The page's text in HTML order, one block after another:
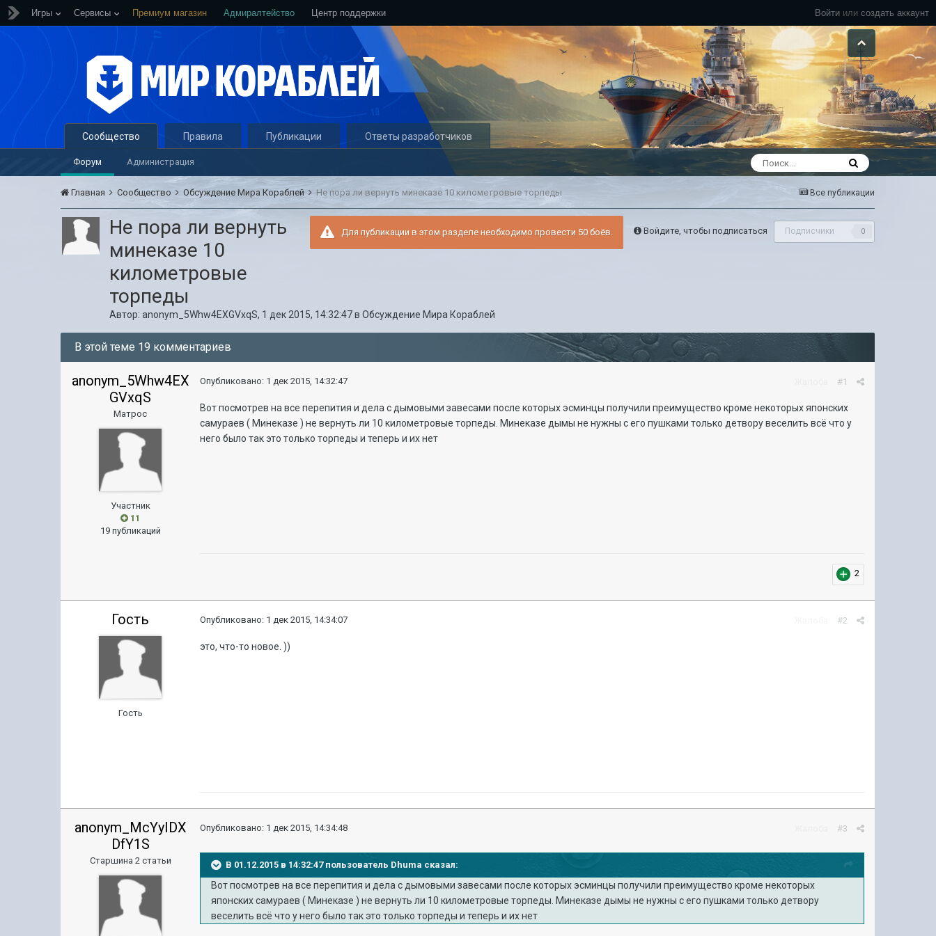
Войти или создать аккаунт
Игры Сервисы Премиум магазин Адмиралтейство Центр поддержки
Сообщество
Форум Администрация
Правила Публикации Ответы разработчиков
Все публикации
Главная Сообщество Обсуждение Мира Кораблей Не пора ли вернуть минеказе 10 километровые торпеды
Войдите, чтобы подписаться Подписчики 0
Для публикации в этом разделе необходимо провести 50 боёв.
Не пора ли вернуть
минеказе 10
километровые
торпеды
Автор:anonym_5Whw4EXGVxqS, 1 дек 2015, 14:32:47вОбсуждение Мира Кораблей
В этой теме 19 комментариев
anonym_5Whw4EX
GVxqS
Матрос
Участник
11
19 публикаций
#1
Опубликовано: 1 дек 2015, 14:32:47
Вот посмотрев на все перепития и дела с дымовыми завесами после которых эсминцы получили преимущество кроме некоторых японских
самураев ( Минеказе ) не вернуть ли 10 километровые торпеды. Минеказе дымы не нужны с его пушками только детвору веселить всё что у
него было так это только торпеды и теперь и их нет
2
Гость
Гость
#2
Опубликовано: 1 дек 2015, 14:34:07
это, что-то новое. ))
anonym_McYyIDX
DfY1S
Старшина 2 статьи
#3
Опубликовано: 1 дек 2015, 14:34:48
В 01.12.2015 в 14:32:47 пользователь Dhuma сказал:
Вот посмотрев на все перепития и дела с дымовыми завесами после которых эсминцы получили преимущество кроме некоторых
японских самураев ( Минеказе ) не вернуть ли 10 километровые торпеды. Минеказе дымы не нужны с его пушками только детвору
веселить всё что у него было так это только торпеды и теперь и их нет